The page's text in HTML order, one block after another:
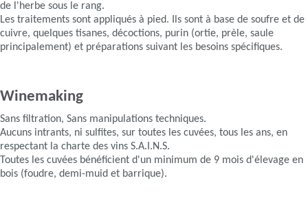
de l'herbe sous le rang.
Les traitements sont appliqués à pied. Ils sont à base de soufre et de
cuivre, quelques tisanes, décoctions, purin (ortie, prèle, saule
principalement) et préparations suivant les besoins spécifiques.
Winemaking
Sans filtration, Sans manipulations techniques.
Aucuns intrants, ni sulfites, sur toutes les cuvées, tous les ans, en
respectant la charte des vins S.A.I.N.S.
Toutes les cuvées bénéficient d'un minimum de 9 mois d'élevage en
bois (foudre, demi-muid et barrique).